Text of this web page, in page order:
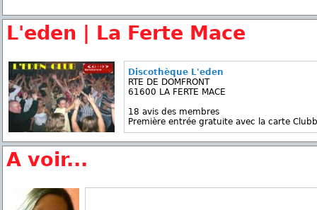
L'eden | La Ferte Mace
Discothèque L'eden
RTE DE DOMFRONT
61600 LA FERTE MACE
18 avis des membres
Première entrée gratuite avec la carte
A voir...